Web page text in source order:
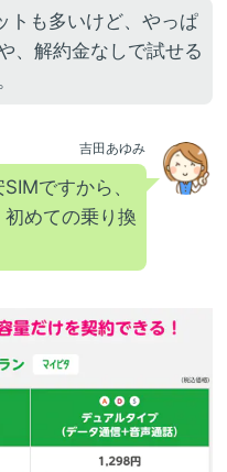
トも多いけど、やっぱ
、解約金なしで試せる
吉田あゆみ
ですから、
めての乗り換